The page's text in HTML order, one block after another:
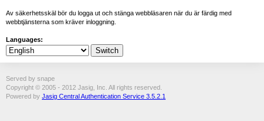
Av säkerhetsskäl bör du logga ut och stänga webbläsaren när du är färdig med
webbtjänsterna som kräver inloggning.
Languages:
Served by snape
Copyright © 2005 - 2012 Jasig, Inc. All rights reserved.
Powered by Jasig Central Authentication Service 3.5.2.1